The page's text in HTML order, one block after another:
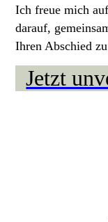
Ich freue mich
darauf,
Ihren Abschied
Jetzt